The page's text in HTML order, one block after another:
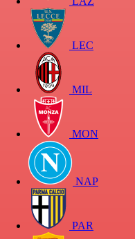
LEC
MIL
MON
NAP
PAR